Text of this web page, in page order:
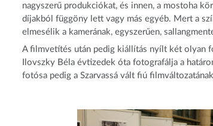
nagyszerű produkciókat, és innen, a mostoha
díjakból függöny lett vagy más egyéb. Mert a
elmesélik a kamerának, egyszerűen,
A filmvetítés után pedig kiállítás nyílt két olyan
Ilovszky Béla évtizedek óta fotografálja a
fotósa pedig a Szarvassá vált fiú